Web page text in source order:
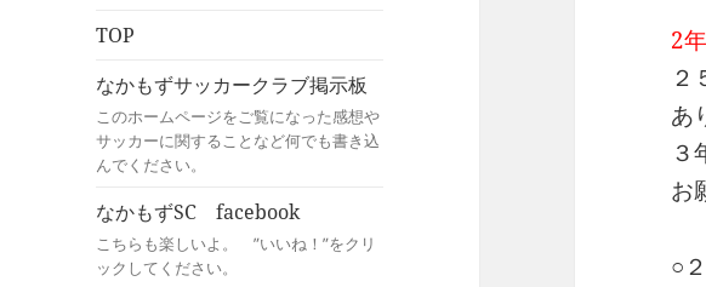
TOP
なかもずサッカークラブ掲示板
このホームページをご覧になった感想や
サッカーに関することなど何でも書き込
んでください。
なかもずSC facebook
こちらも楽しいよ。 ”いいね！”をクリ
ックしてください。
2
２
あ
３
お
○